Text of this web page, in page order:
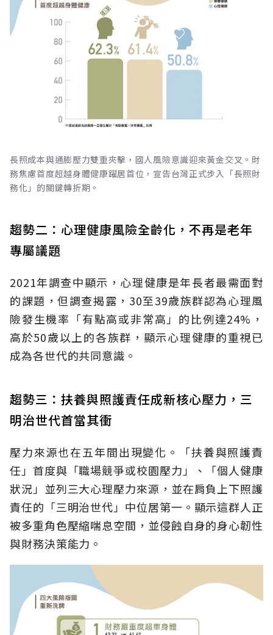
長照成本與通膨壓力雙重夾擊，國人風險意識迎來黃金交叉。財
務焦慮首度超越身體健康躍居首位，宣告台灣正式步入「長照財
務化」的關鍵轉折期。
趨勢二：心理健康風險全齡化，不再是老年
專屬議題
2021年調查中顯示，心理健康是年長者最需面對
的課題，但調查揭露，30至39歲族群認為心理風
險發生機率「有點高或非常高」的比例達24%，
高於50歲以上的各族群，顯示心理健康的重視已
成為各世代的共同意識。
趨勢三：扶養與照護責任成新核心壓力，三
明治世代首當其衝
壓力來源也在五年間出現變化。「扶養與照護責
任」首度與「職場競爭或校園壓力」、「個人健康
狀況」並列三大心理壓力來源，並在肩負上下照護
責任的「三明治世代」中位居第一。顯示這群人正
被多重角色壓縮喘息空間，並侵蝕自身的身心韌性
與財務決策能力。